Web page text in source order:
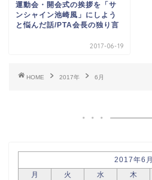
運動会・開会式の挨拶を「サ
ンシャイン池崎風」にしよう
と悩んだ話/PTA会長の独り言
2017-06-19
HOME 2017年 6月
2017年6月
月
火 水 木